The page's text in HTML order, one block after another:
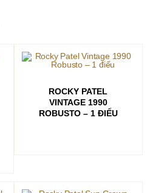
ROCKY PATEL
VINTAGE 1990
ROBUSTO – 1 ĐIẾU